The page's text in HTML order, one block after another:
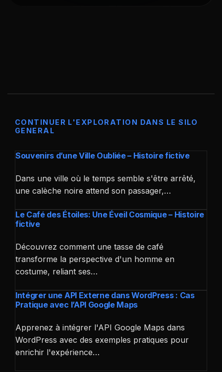
CONTINUER L'EXPLORATION DANS LE SILO
GENERAL
Souvenirs d’une Ville Oubliée – Histoire fictive
Dans une ville où le temps semble s'être arrêté,
une calèche noire attend son passager,…
Le Café des Étoiles: Une Éveil Cosmique – Histoire
fictive
Découvrez comment une tasse de café
transforme la perspective d'un homme en
costume, reliant ses…
Intégrer une API Externe dans WordPress : Cas
Pratique avec l’API Google Maps
Apprenez à intégrer l'API Google Maps dans
WordPress avec des exemples pratiques pour
enrichir l'expérience…